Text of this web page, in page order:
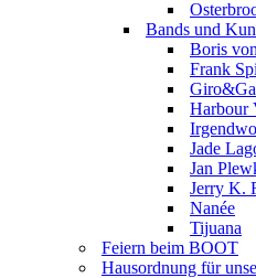
Bands und
Boris
Frank
Harbour
Jade
Jan
Jerry K.
Nanée
Tijuana
Feiern beim BOOT
Hausordnung für